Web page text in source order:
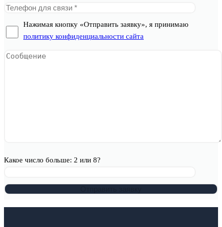
Нажимая кнопку «Отправить заявку», я принимаю
политику конфиденциальности сайта
Какое число больше: 2 или 8?